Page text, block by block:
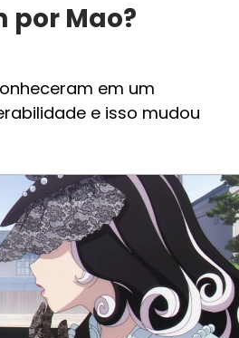
por Mao?
em um
e isso mudou